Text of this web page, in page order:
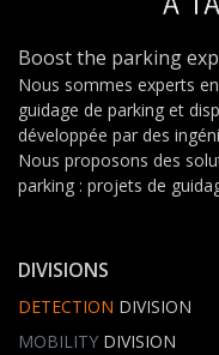
Boost the parking
Nous sommes experts
guidage de parking et
développée par des
Nous proposons des
parking : projets de
DIVISIONS
DETECTION DIVISION
MOBILITY DIVISION